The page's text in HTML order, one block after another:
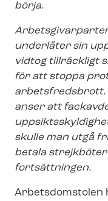
börja.
underlåter sin
vidtog tillräckligt
för att stoppa
arbetsfredsbrott.
anser att
skulle man utgå
betala strejkböter
fortsättningen.
Arbetsdomstolen